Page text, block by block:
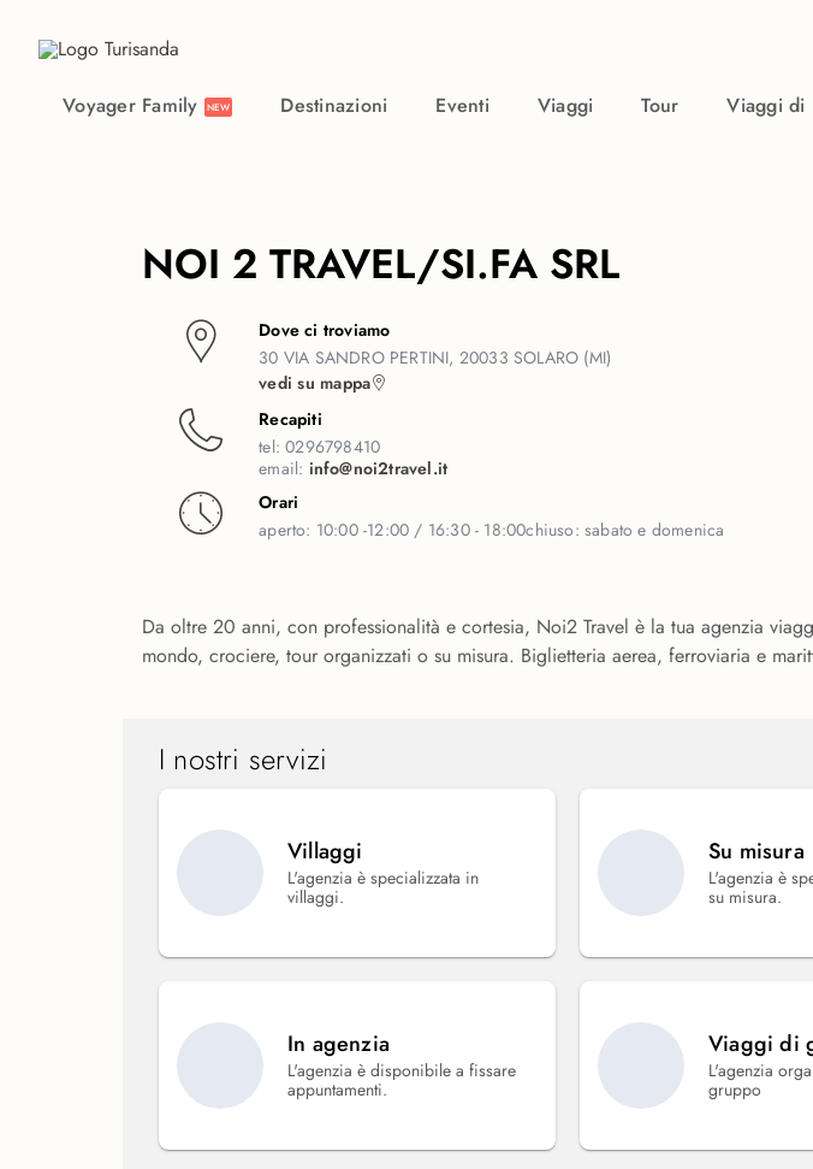
Voyager Family NEW Destinazioni Eventi Viaggi Tour Viaggi di
NOI 2 TRAVEL/SI.FA SRL
Dove ci troviamo
30 VIA SANDRO PERTINI, 20033 SOLARO (MI)
vedi su mappa
Recapiti
tel:0296798410
email: info@noi2travel.it
Orari
aperto: 10:00 -12:00 / 16:30 - 18:00chiuso:sabato e domenica
Da oltre 20 anni, con professionalità e cortesia, Noi2 Travel è la tua agenzia
mondo, crociere, tour organizzati o su misura. Biglietteria aerea, ferroviaria e
I nostri servizi
Villaggi
L'agenzia è specializzata in
villaggi.
Su misura
L'agenzia è
su misura.
In agenzia
L'agenzia è disponibile a fissare
appuntamenti.
Viaggi di
L'agenzia
gruppo